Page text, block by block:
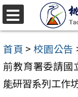
跳
至
主
要
內
首頁 > 校園公告
前教育署委請國
能研習系列工作坊
選
單